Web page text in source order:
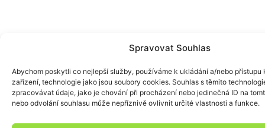
Spravovat Souhlas
Abychom poskytli co nejlepší služby, používáme k ukládání a/nebo přístupu
zařízení, technologie jako jsou soubory cookies. Souhlas s těmito
zpracovávat údaje, jako je chování při procházení nebo jedinečná ID na
nebo odvolání souhlasu může nepříznivě ovlivnit určité vlastnosti a funkce.